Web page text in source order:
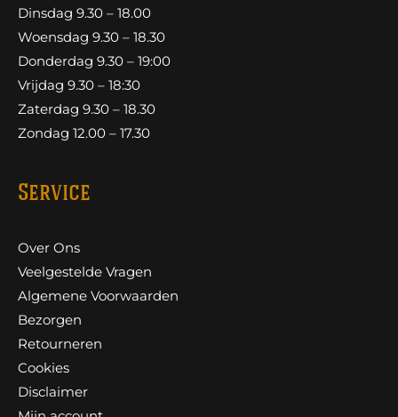
Dinsdag 9.30 – 18.00
Woensdag 9.30 – 18.30
Donderdag 9.30 – 19:00
Vrijdag 9.30 – 18:30
Zaterdag 9.30 – 18.30
Zondag 12.00 – 17.30
Service
Over Ons
Veelgestelde Vragen
Algemene Voorwaarden
Bezorgen
Retourneren
Cookies
Disclaimer